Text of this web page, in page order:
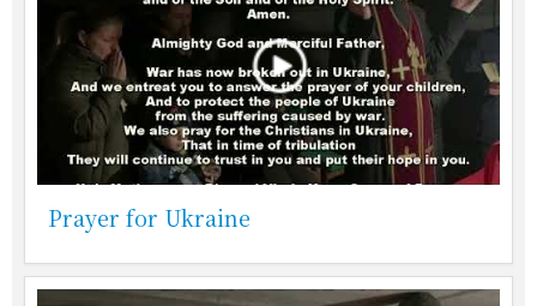
Prayer for Ukraine